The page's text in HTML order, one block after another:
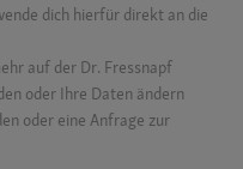
dich hierfür direkt an die
auf der Dr. Fressnapf
oder Ihre Daten ändern
oder eine Anfrage zur